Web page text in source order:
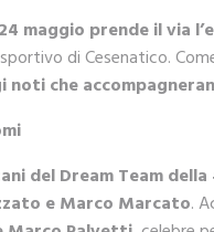
maggio prende il via
di Cesenatico.
noti che
del Dream Team
e Marco Marcato.